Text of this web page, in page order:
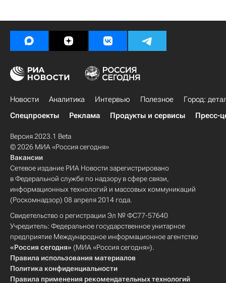
Новости Аналитика Интервью Полезное
Город:
Спецпроекты
Реклама Продукты и сервисы Пресс-
Версия 2023.1 Beta
© 2026 МИА «Россия сегодня»
Вакансии
Сетевое издание РИА Новости зарегистрировано
в Федеральной службе по надзору в сфере связи,
информационных технологий и массовых коммуникаций
(Роскомнадзор) 08 апреля 2014 года.
Свидетельство о регистрации Эл № ФС77-57640
Учредитель: Федеральное государственное унитарное
предприятие Международное информационное агентство
«Россия сегодня» (МИА «Россия сегодня»).
Правила использования материалов
Политика конфиденциальности
Правила применения рекомендательных технологий